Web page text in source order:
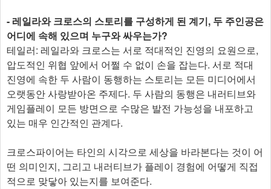
- 레일라와 크로스의 스토리를 구성하게 된 계기, 두 주인공은
어디에 속해 있으며 누구와 싸우는가?
테일러: 레일라와 크로스는 서로 적대적인 진영의 요원으로,
압도적인 위협 앞에서 어쩔 수 없이 손을 잡는다. 서로 적대
진영에 속한 두 사람이 동행하는 스토리는 모든 미디어에서
오랫동안 사랑받아온 주제다. 두 사람의 동행은 내러티브와
게임플레이 모든 방면으로 수많은 발전 가능성을 내포하고
있는 매우 인간적인 관계다.
크로스파이어는 타인의 시각으로 세상을 바라본다는 것이 어
떤 의미인지, 그리고 내러티브가 플레이 경험에 어떻게 직접
적으로 맞닿아 있는지를 보여준다.